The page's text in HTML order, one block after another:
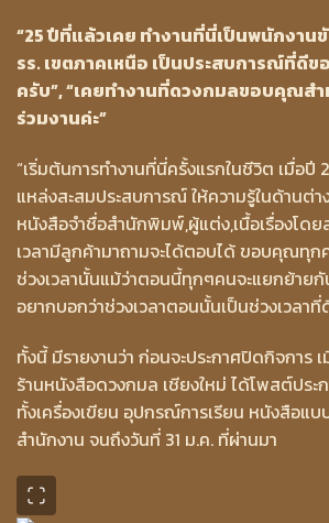
“25 ปีที่แล้วเคย ทำงานที่นี่เป็นพนักงา
รร. เขตภาคเหนือ เป็นประสบการณ์ที่ดี
ครับ”, “เคยทำงานที่ดวงกมลขอบคุณสำ
ร่วมงานค่ะ”
“เริ่มต้นการทำงานที่นี่ครั้งแรกในชีวิต เมื่อปี
แหล่งสะสมประสบการณ์ ให้ความรู้ในด้านต่
หนังสือจำชื่อสำนักพิมพ์,ผู้แต่ง,เนื้อเรื่องโดย
เวลามีลูกค้ามาถามจะได้ตอบได้ ขอบคุณทุ
ช่วงเวลานั้นแม้ว่าตอนนี้ทุกๆคนจะแยกย้าย
อยากบอกว่าช่วงเวลาตอนนั้นเป็นช่วงเวลา
ทั้งนี้ มีรายงานว่า ก่อนจะประกาศปิดกิจการ
ร้านหนังสือดวงกมล เชียงใหม่ ได้โพสต์ประ
ทั้งเครื่องเขียน อุปกรณ์การเรียน หนังสือแบ
สำนักงาน จนถึงวันที่ 31 ม.ค. ที่ผ่านมา